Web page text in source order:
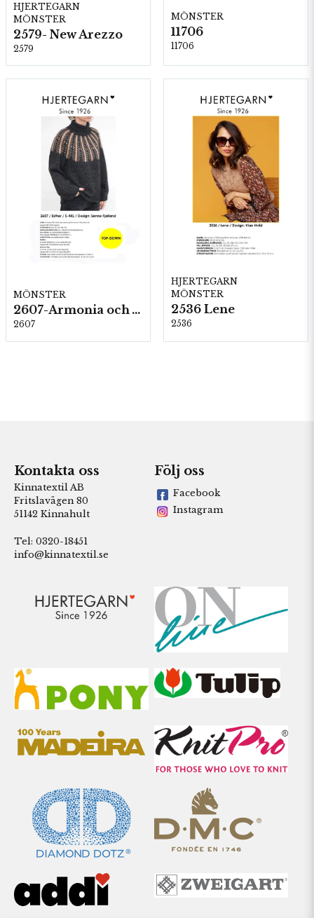
HJERTEGARN
MÖNSTER
2579- New Arezzo
2579
MÖNSTER
11706
11706
MÖNSTER
2607-Armonia och Alpaca 400
2607
HJERTEGARN
MÖNSTER
2536 Lene
2536
Kontakta oss
Kinnatextil AB
Fritslavägen 80
51142 Kinnahult
Tel: 0320-18451
info@kinnatextil.se
Följ oss
Facebook
Instagram